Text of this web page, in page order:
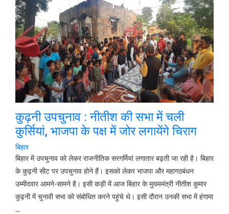
कुढ़नी उपचुनाव : नीतीश की सभा में चली
कुर्सियां, भाजपा के पक्ष में जोर लगायेंगे चिराग
बिहार
बिहार में उपचुनाव को लेकर राजनीतिक सरगर्मियां लगातार बढ़ती जा रही है। बिहार
के कुढ़नी सीट पर उपचुनाव होने हैं। इसको लेकर भाजपा और महागठबंधन
उम्मीदवार आमने-सामने है। इसी कड़ी में आज बिहार के मुख्यमंत्री नीतीश कुमार
कुढ़नी में चुनावी सभा को संबोधित करने पहुंचे थे। इसी दौरान उनकी सभा में हंगामा
...